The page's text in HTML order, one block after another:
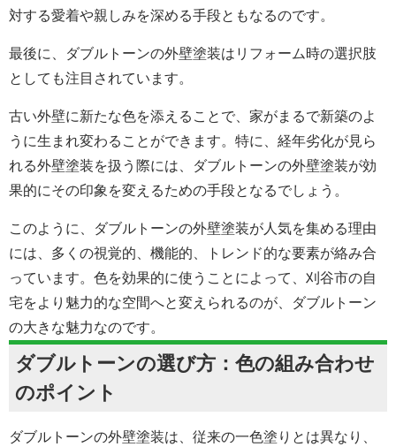
対する愛着や親しみを深める手段ともなるのです。
最後に、ダブルトーンの外壁塗装はリフォーム時の選択肢
としても注目されています。
古い外壁に新たな色を添えることで、家がまるで新築のよ
うに生まれ変わることができます。特に、経年劣化が見ら
れる外壁塗装を扱う際には、ダブルトーンの外壁塗装が効
果的にその印象を変えるための手段となるでしょう。
このように、ダブルトーンの外壁塗装が人気を集める理由
には、多くの視覚的、機能的、トレンド的な要素が絡み合
っています。色を効果的に使うことによって、刈谷市の自
宅をより魅力的な空間へと変えられるのが、ダブルトーン
の大きな魅力なのです。
ダブルトーンの選び方：色の組み合わせ
のポイント
ダブルトーンの外壁塗装は、従来の一色塗りとは異なり、